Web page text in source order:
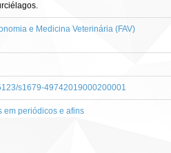
e Medicina Veterinária (FAV)
s1679-49742019000200001
em periódicos e afins